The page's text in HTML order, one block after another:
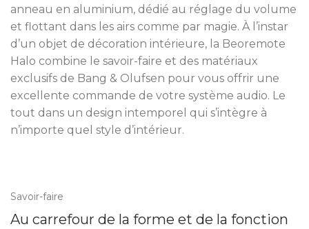
anneau en aluminium, dédié au réglage du volume
et flottant dans les airs comme par magie. À l’instar
d’un objet de décoration intérieure, la Beoremote
Halo combine le savoir-faire et des matériaux
exclusifs de Bang & Olufsen pour vous offrir une
excellente commande de votre système audio. Le
tout dans un design intemporel qui s’intègre à
n’importe quel style d’intérieur.
Savoir-faire
Au carrefour de la forme et de la fonction